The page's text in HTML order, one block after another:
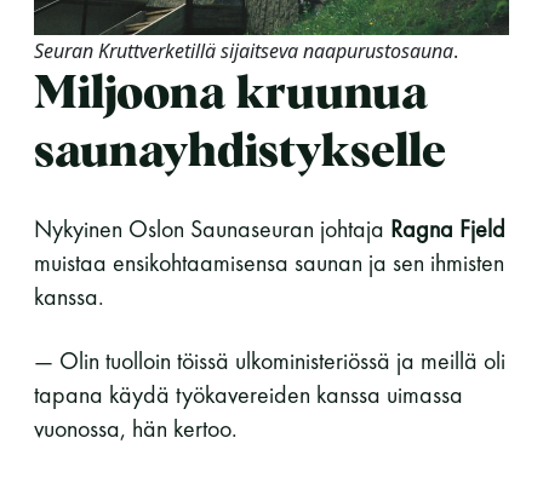
Seuran Kruttverketillä sijaitseva naapurustosauna.
Miljoona kruunua
saunayhdistykselle
Nykyinen Oslon Saunaseuran johtaja Ragna Fjeld
muistaa ensikohtaamisensa saunan ja sen ihmisten
kanssa.
— Olin tuolloin töissä ulkoministeriössä ja meillä oli
tapana käydä työkavereiden kanssa uimassa
vuonossa, hän kertoo.